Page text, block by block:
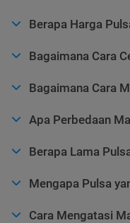
Berapa Harga
Bagaimana Cara
Bagaimana Cara
Apa Perbedaan
Berapa Lama
Mengapa Pulsa
Cara Mengatasi